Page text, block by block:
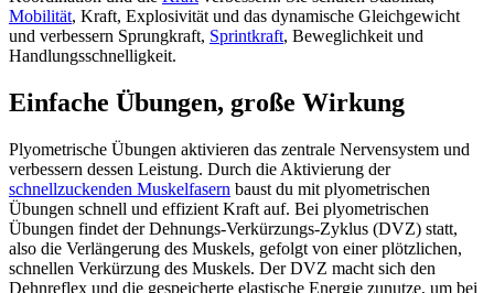
Mobilität, Kraft, Explosivität und das dynamische Gleichgewicht
und verbessern Sprungkraft, Sprintkraft, Beweglichkeit und
Handlungsschnelligkeit.
Einfache Übungen, große Wirkung
Plyometrische Übungen aktivieren das zentrale Nervensystem und
verbessern dessen Leistung. Durch die Aktivierung der
schnellzuckenden Muskelfasern baust du mit plyometrischen
Übungen schnell und effizient Kraft auf. Bei plyometrischen
Übungen findet der Dehnungs-Verkürzungs-Zyklus (DVZ) statt,
also die Verlängerung des Muskels, gefolgt von einer plötzlichen,
schnellen Verkürzung des Muskels. Der DVZ macht sich den
Dehnreflex und die gespeicherte elastische Energie zunutze, um bei